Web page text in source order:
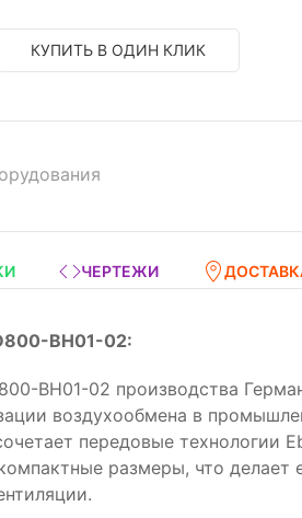
КУПИТЬ В ОДИН КЛИК
ЧЕРТЕЖИ
BH01-02:
BH01-02 производства
воздухообмена в
передовые технологии
размеры, что делает